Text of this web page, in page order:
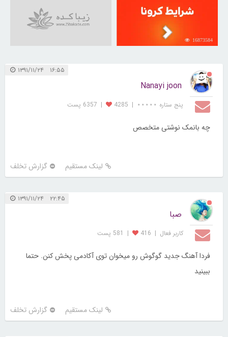
16873584
۱۶:۵۵ ۱۳۹۱/۱۱/۲۴
Nanayi joon
پنج ستاره ⋆⋆⋆⋆⋆ |
4285
| 6357 پست
چه بانمک نوشتی متخصص
لینک مستقیم گزارش تخلف
۲۲:۴۵ ۱۳۹۱/۱۱/۲۴
صبا
کاربر فعال |
416
| 581 پست
فردا آهنگ جدید گوگوش رو میخوان توی آکادمی پخش کنن. حتما
ببینید
لینک مستقیم گزارش تخلف